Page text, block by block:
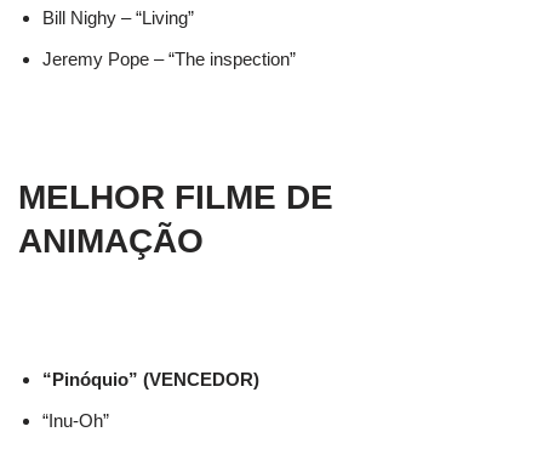
Bill Nighy – “Living”
Jeremy Pope – “The inspection”
MELHOR FILME DE
ANIMAÇÃO
“Pinóquio” (VENCEDOR)
“Inu-Oh”